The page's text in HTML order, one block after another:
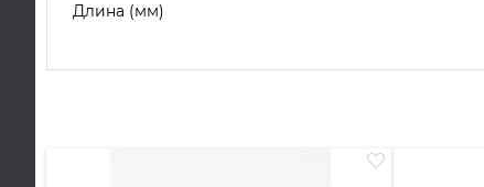
Длина (мм)